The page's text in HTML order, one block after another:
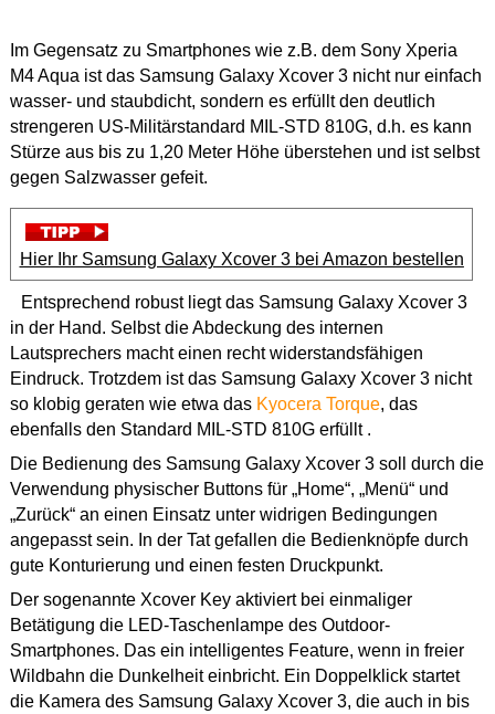
Im Gegensatz zu Smartphones wie z.B. dem Sony Xperia
M4 Aqua ist das Samsung Galaxy Xcover 3 nicht nur einfach
wasser- und staubdicht, sondern es erfüllt den deutlich
strengeren US-Militärstandard MIL-STD 810G, d.h. es kann
Stürze aus bis zu 1,20 Meter Höhe überstehen und ist selbst
gegen Salzwasser gefeit.
Hier Ihr Samsung Galaxy Xcover 3 bei Amazon bestellen
Entsprechend robust liegt das Samsung Galaxy Xcover 3
in der Hand. Selbst die Abdeckung des internen
Lautsprechers macht einen recht widerstandsfähigen
Eindruck. Trotzdem ist das Samsung Galaxy Xcover 3 nicht
so klobig geraten wie etwa das Kyocera Torque, das
ebenfalls den Standard MIL-STD 810G erfüllt .
Die Bedienung des Samsung Galaxy Xcover 3 soll durch die
Verwendung physischer Buttons für „Home“, „Menü“ und
„Zurück“ an einen Einsatz unter widrigen Bedingungen
angepasst sein. In der Tat gefallen die Bedienknöpfe durch
gute Konturierung und einen festen Druckpunkt.
Der sogenannte Xcover Key aktiviert bei einmaliger
Betätigung die LED-Taschenlampe des Outdoor-
Smartphones. Das ein intelligentes Feature, wenn in freier
Wildbahn die Dunkelheit einbricht. Ein Doppelklick startet
die Kamera des Samsung Galaxy Xcover 3, die auch in bis